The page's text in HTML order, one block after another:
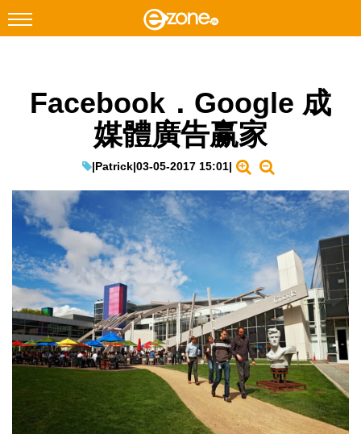
Facebook Instagram
遊戲動漫
教學評測
EduTech
IT Times
生成式AI與雲端應用
Enterprise Digital Transformation
Facebook．Google 成
媒體廣告赢家
|Patrick|03-05-2017 15:01|